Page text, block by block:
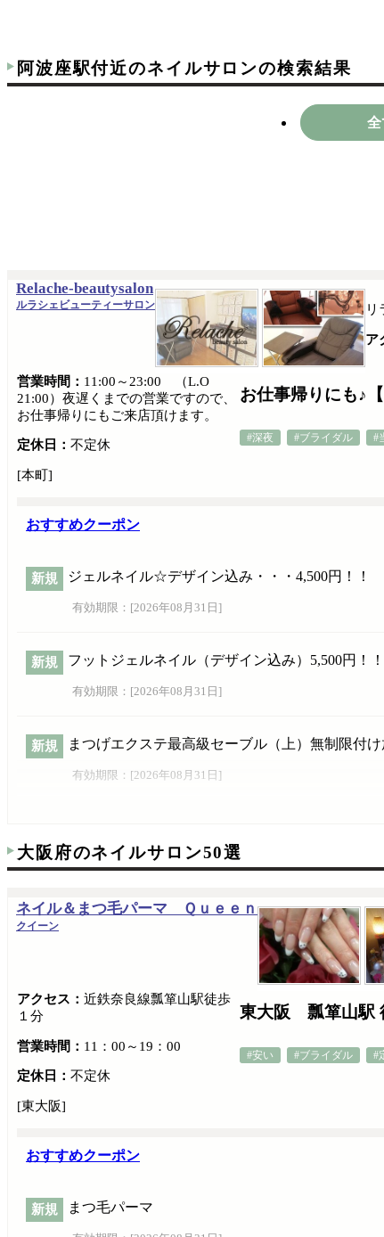
阿波座駅付近のネイルサロンの検索結果
全
Relache-beautysalon
ルラシェビューティーサロン
お仕事帰りにも♪
#深夜 #ブライダル #
リ
ア
営業時間： 11:00～23:00 （L.O
21:00）夜遅くまでの営業ですので、
お仕事帰りにもご来店頂けます。
定休日： 不定休
[本町]
おすすめクーポン
新規 ジェルネイル☆デザイン込み・・・4,500円！！
有効期限：[2026年08月31日 ]
新規 フットジェルネイル（デザイン込み）5,500円！！
有効期限：[2026年08月31日 ]
新規 まつげエクステ最高級セーブル（上）無制限付
有効期限：[2026年08月31日 ]
大阪府のネイルサロン50選
ネイル＆まつ毛パーマ Ｑｕｅｅｎ
クイーン
東大阪 瓢箪山駅
#安い #ブライダル #
アクセス： 近鉄奈良線瓢箪山駅徒歩
１分
営業時間： 11：00～19：00
定休日： 不定休
[東大阪]
おすすめクーポン
新規 まつ毛パーマ